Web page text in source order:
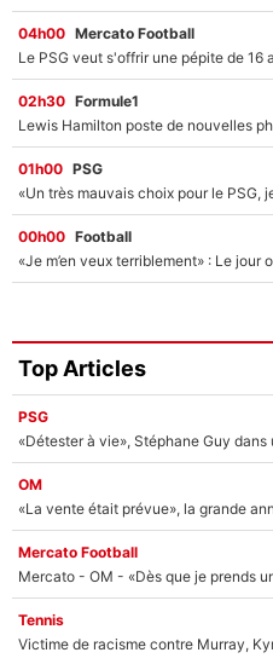
04h00 Mercato Football
02h30 Formule1
01h00 PSG
00h00 Football
Top Articles
PSG
«Détester à vie», Stéphane Guy
OM
«La vente était prévue», la grande
Mercato Football
Tennis